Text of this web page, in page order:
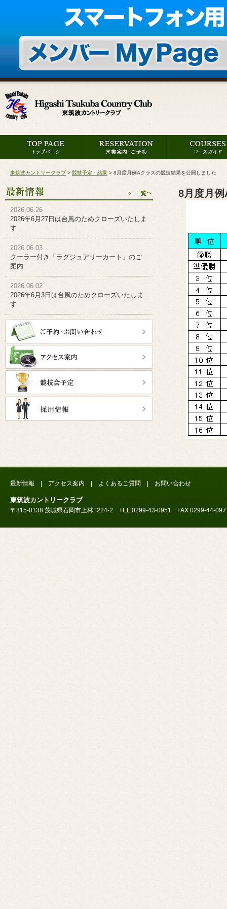
東筑波カントリークラブ > 競技予定・結果 > 8月度月例Aクラスの競技結果を公開しました
2026.06.26
2026年6月27日は台風のためクローズいたしま
す
2026.06.03
クーラー付き「ラグジュアリーカート」のご
案内
2026.06.02
2026年6月3日は台風のためクローズいたしま
す
8月度月
最新情報 アクセス案内 よくあるご質問 お問い合わせ
東筑波カントリークラブ
〒315-0138 茨城県石岡市上林1224-2 TEL:0299-43-0951 FAX:0299-44-